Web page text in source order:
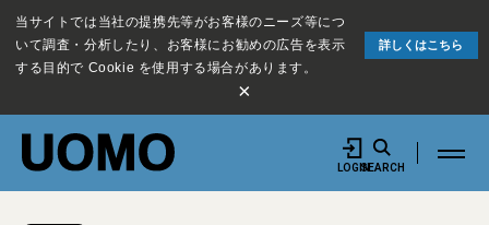
当サイトでは当社の提携先等がお客様のニーズ等につ
いて調査・分析したり、お客様にお勧めの広告を表示
する目的で Cookie を使用する場合があります。
詳しくはこちら
×
LOGINSEARCH